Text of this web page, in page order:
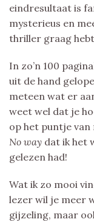
eindresultaat is
mysterieus en
thriller graag
In zo’n 100
uit de hand
meteen wat er
weet wel dat je
op het puntje van
No way dat ik het
gelezen had!
Wat ik zo mooi
lezer wil je meer
gijzeling, maar